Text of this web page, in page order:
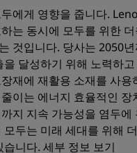
에게 영향을 줍니다.
는 동시에 모두를 위한
것입니다. 당사는 2050
을 달성하기 위해 노력하
재에 재활용 소재를 사용
이는 에너지 효율적인 장
지 지속 가능성을 염두에
모두는 미래 세대를 위해
니다. 세부 정보 보기